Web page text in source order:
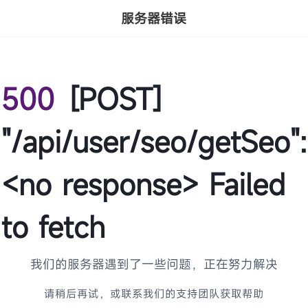
服务器错误
500 [POST]
"/api/user/seo/getSeo":
<no response> Failed
to fetch
我们的服务器遇到了一些问题，正在努力解决
请稍后再试，或联系我们的支持团队获取帮助